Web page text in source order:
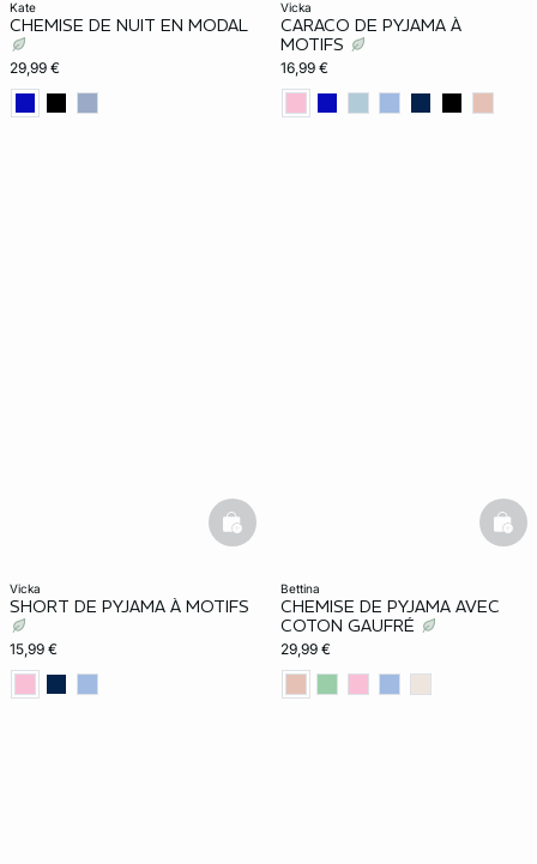
kate
CHEMISE DE NUIT EN MODAL
29,99 €
vicka
CARACO DE PYJAMA À
MOTIFS
16,99 €
vicka
SHORT DE PYJAMA À MOTIFS
15,99 €
basketfull
bettina
CHEMISE DE PYJAMA AVEC
COTON GAUFRÉ
29,99 €